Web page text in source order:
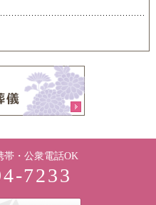
帯・公衆電話OK
7233